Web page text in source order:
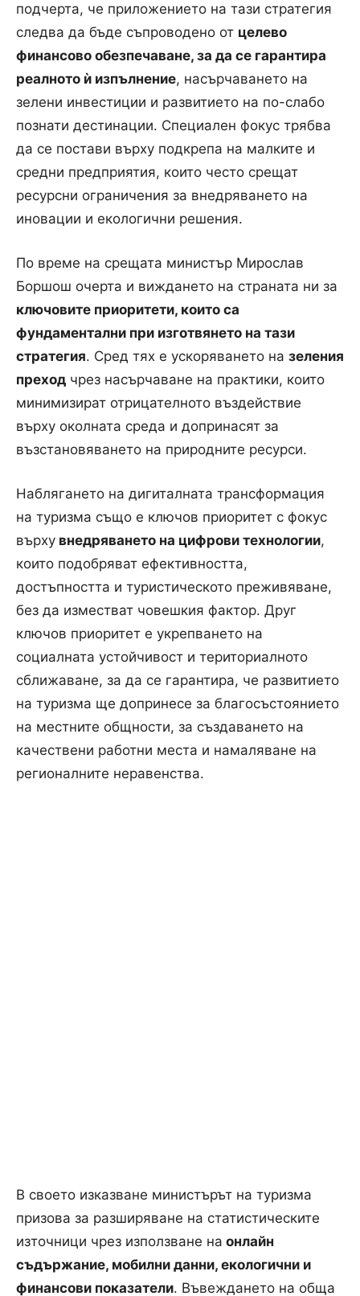
подчерта, че приложението на тази стратегия
следва да бъде съпроводено от целево
финансово обезпечаване, за да се гарантира
реалното ѝ изпълнение, насърчаването на
зелени инвестиции и развитието на по-слабо
познати дестинации. Специален фокус трябва
да се постави върху подкрепа на малките и
средни предприятия, които често срещат
ресурсни ограничения за внедряването на
иновации и екологични решения.
По време на срещата министър Мирослав
Боршош очерта и виждането на страната ни за
ключовите приоритети, които са
фундаментални при изготвянето на тази
стратегия. Сред тях е ускоряването на зеления
преход чрез насърчаване на практики, които
минимизират отрицателното въздействие
върху околната среда и допринасят за
възстановяването на природните ресурси.
Наблягането на дигиталната трансформация
на туризма също е ключов приоритет с фокус
върху внедряването на цифрови технологии,
които подобряват ефективността,
достъпността и туристическото преживяване,
без да изместват човешкия фактор. Друг
ключов приоритет е укрепването на
социалната устойчивост и териториалното
сближаване, за да се гарантира, че развитието
на туризма ще допринесе за благосъстоянието
на местните общности, за създаването на
качествени работни места и намаляване на
регионалните неравенства.
В своето изказване министърът на туризма
призова за разширяване на статистическите
източници чрез използване на онлайн
съдържание, мобилни данни, екологични и
финансови показатели. Въвеждането на обща